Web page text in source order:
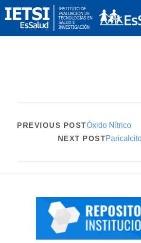
PREVIOUS POSTÓxido Nítrico
NEXT POST